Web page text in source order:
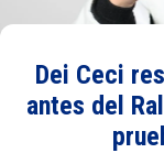
Dei Ceci
antes del